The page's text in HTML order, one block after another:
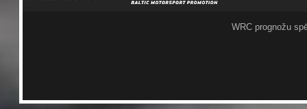
WRC prognožu